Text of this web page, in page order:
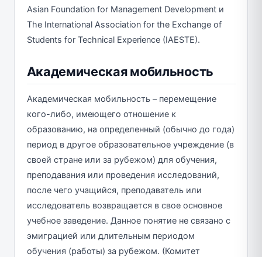
Asian Foundation for Management Development и
The International Association for the Exchange of
Students for Technical Experience (IAESTE).
Академическая мобильность
Академическая мобильность – перемещение
кого-либо, имеющего отношение к
образованию, на определенный (обычно до года)
период в другое образовательное учреждение (в
своей стране или за рубежом) для обучения,
преподавания или проведения исследований,
после чего учащийся, преподаватель или
исследователь возвращается в свое основное
учебное заведение. Данное понятие не связано с
эмиграцией или длительным периодом
обучения (работы) за рубежом. (Комитет